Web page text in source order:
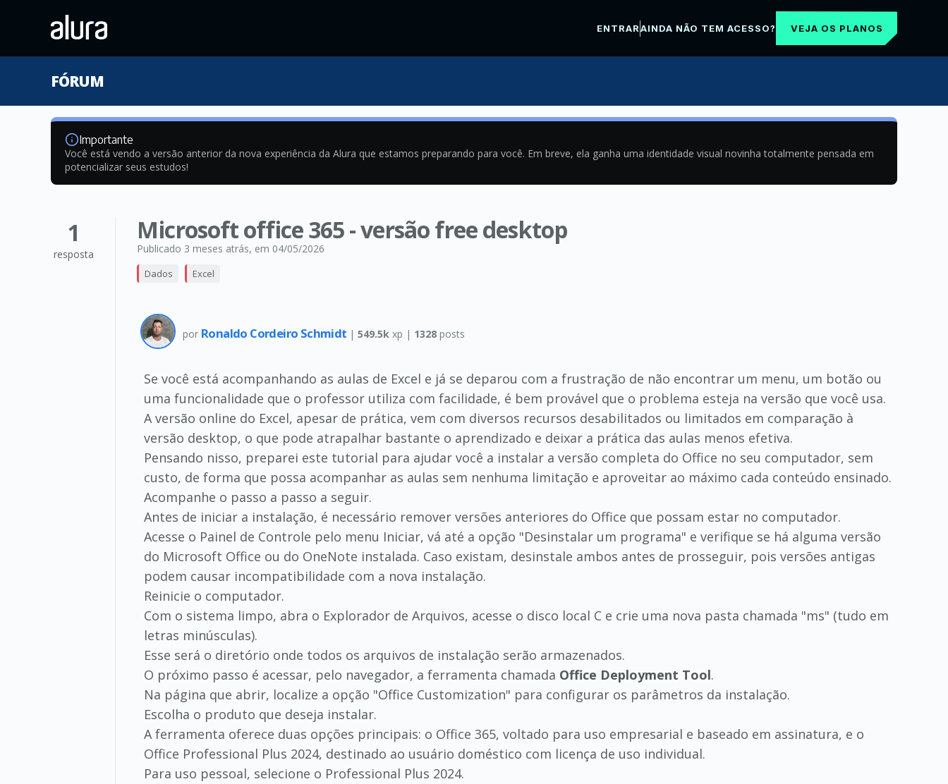
ENTRARAINDA NÃO TEM ACESSO? VEJA OS PLANOS
FÓRUM
Importante
Você está vendo a versão anterior da nova experiência da Alura que estamos preparando para você. Em breve, ela ganha uma identidade visual novinha totalmente pensada em
potencializar seus estudos!
1
resposta
Microsoft office 365 - versão free desktop
Publicado 3 meses atrás, em 04/05/2026
Dados Excel
por Ronaldo Cordeiro Schmidt | 549.5k xp | 1328 posts
Se você está acompanhando as aulas de Excel e já se deparou com a frustração de não encontrar um menu, um botão ou
uma funcionalidade que o professor utiliza com facilidade, é bem provável que o problema esteja na versão que você usa.
A versão online do Excel, apesar de prática, vem com diversos recursos desabilitados ou limitados em comparação à
versão desktop, o que pode atrapalhar bastante o aprendizado e deixar a prática das aulas menos efetiva.
Pensando nisso, preparei este tutorial para ajudar você a instalar a versão completa do Office no seu computador, sem
custo, de forma que possa acompanhar as aulas sem nenhuma limitação e aproveitar ao máximo cada conteúdo ensinado.
Acompanhe o passo a passo a seguir.
Antes de iniciar a instalação, é necessário remover versões anteriores do Office que possam estar no computador.
Acesse o Painel de Controle pelo menu Iniciar, vá até a opção "Desinstalar um programa" e verifique se há alguma versão
do Microsoft Office ou do OneNote instalada. Caso existam, desinstale ambos antes de prosseguir, pois versões antigas
podem causar incompatibilidade com a nova instalação.
Reinicie o computador.
Com o sistema limpo, abra o Explorador de Arquivos, acesse o disco local C e crie uma nova pasta chamada "ms" (tudo em
letras minúsculas).
Esse será o diretório onde todos os arquivos de instalação serão armazenados.
O próximo passo é acessar, pelo navegador, a ferramenta chamada Office Deployment Tool.
Na página que abrir, localize a opção "Office Customization" para configurar os parâmetros da instalação.
Escolha o produto que deseja instalar.
A ferramenta oferece duas opções principais: o Office 365, voltado para uso empresarial e baseado em assinatura, e o
Office Professional Plus 2024, destinado ao usuário doméstico com licença de uso individual.
Para uso pessoal, selecione o Professional Plus 2024.